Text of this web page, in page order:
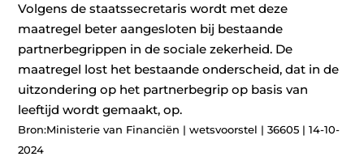
Volgens de staatssecretaris wordt met deze
maatregel beter aangesloten bij bestaande
partnerbegrippen in de sociale zekerheid. De
maatregel lost het bestaande onderscheid, dat in de
uitzondering op het partnerbegrip op basis van
leeftijd wordt gemaakt, op.
Bron:Ministerie van Financiën | wetsvoorstel | 36605 | 14-10-
2024